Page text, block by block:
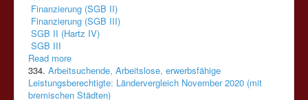
Finanzierung (SGB II)
Finanzierung (SGB III)
SGB II (Hartz IV)
SGB III
Read more
334. Arbeitsuchende, Arbeitslose, erwerbsfähige
Leistungsberechtigte: Ländervergleich November 2020 (mit
bremischen Städten)